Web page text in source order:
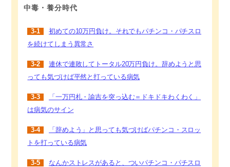
中毒・養分時代
3-1
初めての10万円負け。それでもパチンコ・パチスロ
を続けてしまう異常さ
3-2
連休で連敗してトータル20万円負け。辞めようと思
っても気づけば平然と打っている病気
3-3
「一万円札・諭吉を突っ込む＝ドキドキわくわく」
は病気のサイン
3-4
「辞めよう」と思っても気づけばパチンコ・スロッ
トを打っている病気
3-5
なんかストレスがあると、ついパチンコ・パチスロ